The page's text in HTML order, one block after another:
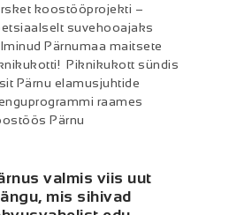
koostööprojekti –
suvehooajaks
Pärnumaa maitsete
Piknikukott sündis
Pärnu elamusjuhtide
raames
Pärnu
valmis viis uut
mis sihivad